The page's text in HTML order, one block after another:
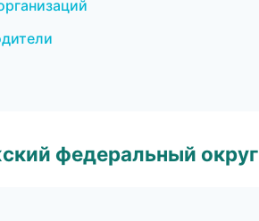
федеральный округ